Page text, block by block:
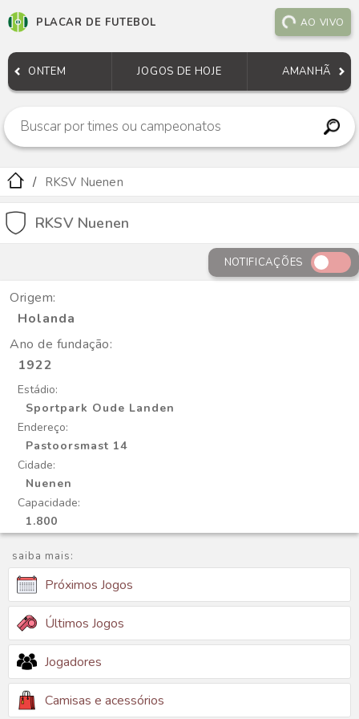
PLACAR DE FUTEBOL AO VIVO
ONTEM JOGOS DE HOJE AMANHÃ
RKSV Nuenen
RKSV Nuenen
NOTIFICAÇÕES
Origem:
Holanda
Ano de fundação:
1922
Estádio:
Sportpark Oude Landen
Endereço:
Pastoorsmast 14
Cidade:
Nuenen
Capacidade:
1.800
saiba mais:
Próximos Jogos
Últimos Jogos
Jogadores
Camisas e acessórios